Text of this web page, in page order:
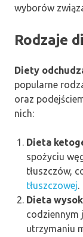
wyborów
Rodzaje
Diety
popularne
oraz
nich:
Dieta
spożyciu
tłuszczów,
tłuszczowej.
Dieta
codziennym
utrzymaniu